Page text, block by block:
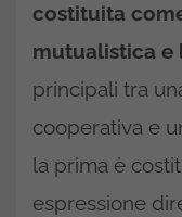
costituita
mutualistica e
principali tra
cooperativa e
la prima è
espressione